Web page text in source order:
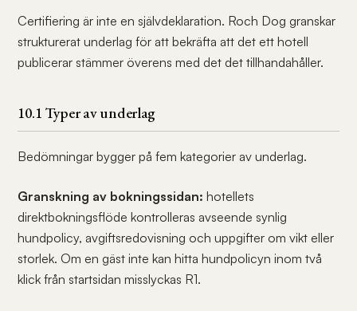
Certifiering är inte en självdeklaration. Roch Dog granskar
strukturerat underlag för att bekräfta att det ett hotell
publicerar stämmer överens med det det tillhandahåller.
10.1 Typer av underlag
Bedömningar bygger på fem kategorier av underlag.
Granskning av bokningssidan: hotellets
direktbokningsflöde kontrolleras avseende synlig
hundpolicy, avgiftsredovisning och uppgifter om vikt eller
storlek. Om en gäst inte kan hitta hundpolicyn inom två
klick från startsidan misslyckas R1.